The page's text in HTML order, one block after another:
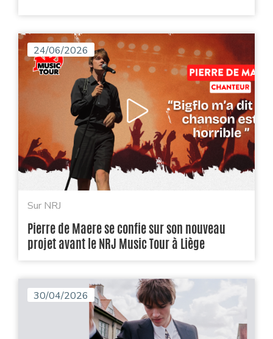
24/06/2026
Sur NRJ
Pierre de Maere se confie sur son nouveau
projet avant le NRJ Music Tour à Liège
30/04/2026